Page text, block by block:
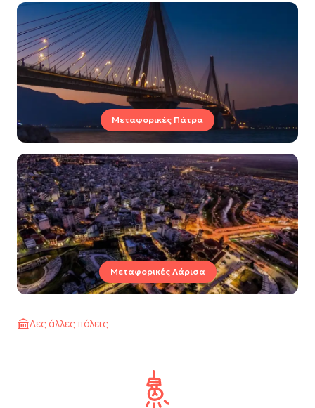
Μεταφορικές Πάτρα
Μεταφορικές Λάρισα
Δες άλλες πόλεις